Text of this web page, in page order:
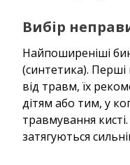
Вибір
Найпоширеніші
(синтетика).
від травм, їх
дітям або тим, у
травмування
затягуються